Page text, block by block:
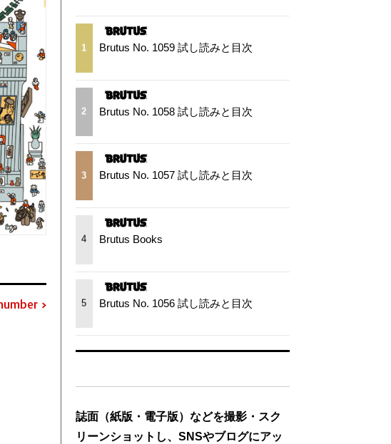
1 Brutus No. 1059 試し読みと目次
2 Brutus No. 1058 試し読みと目次
3 Brutus No. 1057 試し読みと目次
4 Brutus Books
5 Brutus No. 1056 試し読みと目次
誌面（紙版・電子版）などを撮影・スク
リーンショットし、SNSやブログにアッ